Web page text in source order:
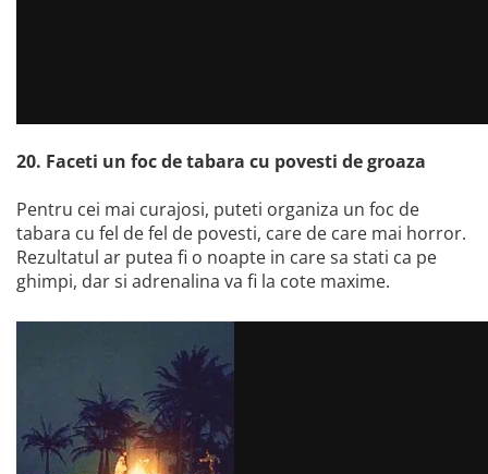
20. Faceti un foc de tabara cu povesti de groaza
Pentru cei mai curajosi, puteti organiza un foc de
tabara cu fel de fel de povesti, care de care mai horror.
Rezultatul ar putea fi o noapte in care sa stati ca pe
ghimpi, dar si adrenalina va fi la cote maxime.